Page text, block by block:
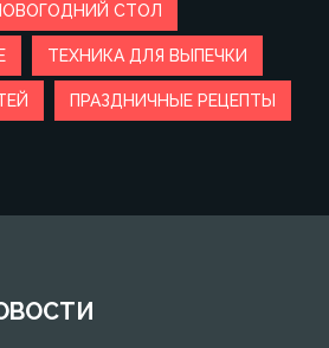
СТОЛ
ТЕХНИКА ДЛЯ ВЫПЕЧКИ
ПРАЗДНИЧНЫЕ РЕЦЕПТЫ